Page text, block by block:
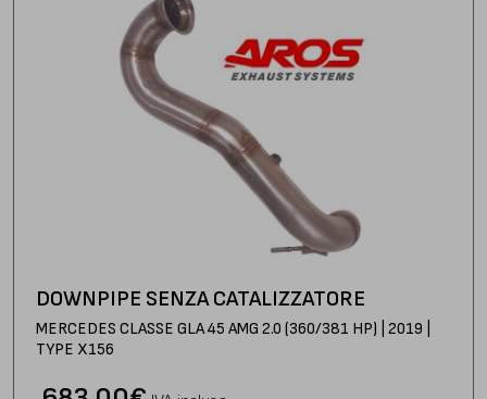
DOWNPIPE SENZA CATALIZZATORE
MERCEDES CLASSE GLA 45 AMG 2.0 (360/381 HP) | 2019 |
TYPE X156